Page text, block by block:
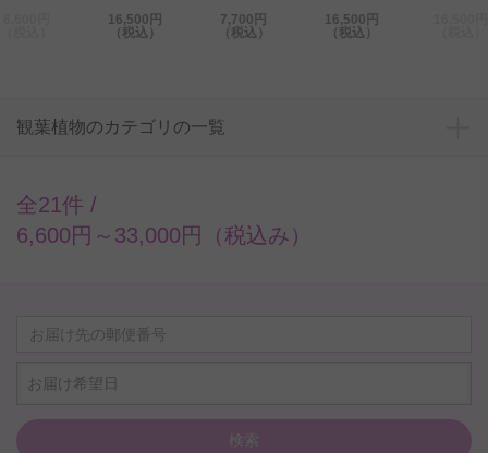
16,500円
（税込）
鉢皿付7,700円
（税込）
皿付16,500円
（税込）
観葉植物のカテゴリの一覧
全21件 /
6,600円～33,000円（税込み）
お届け希望日
検索